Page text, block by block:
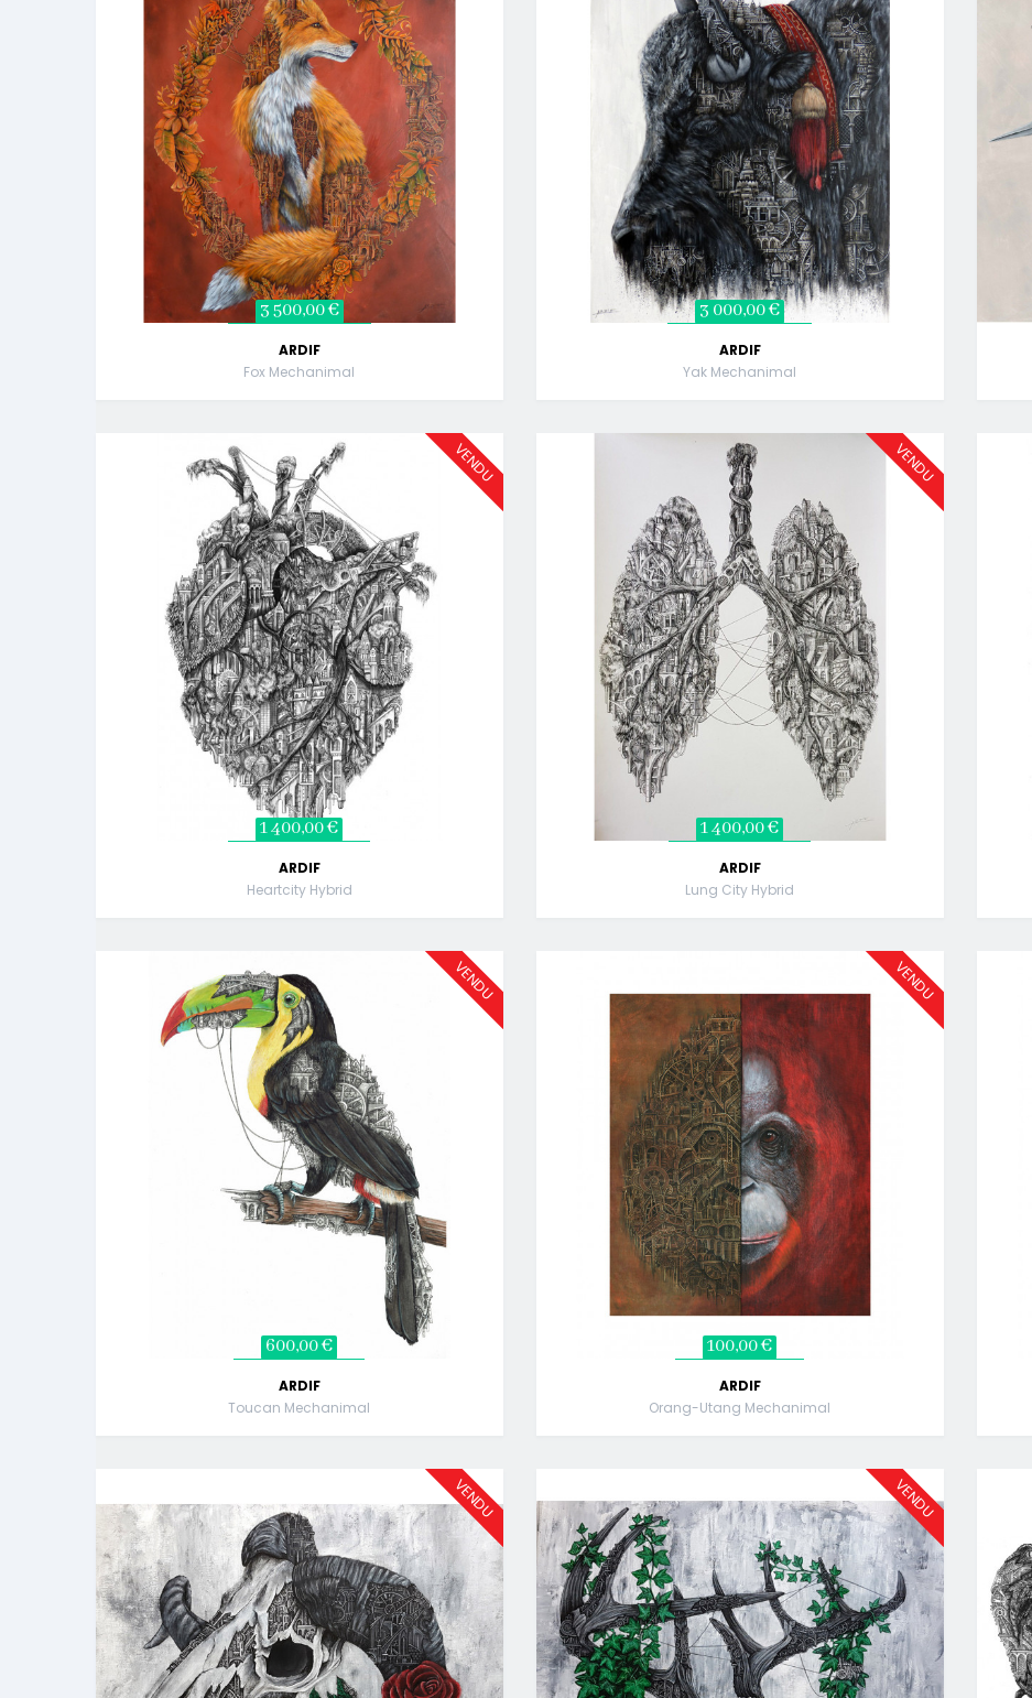
3 500,00 €
ARDIF
Fox Mechanimal
3 000,00 €
ARDIF
Yak Mechanimal
VENDU
1 400,00 €
ARDIF
Heartcity Hybrid
VENDU
1 400,00 €
ARDIF
Lung City Hybrid
VENDU
600,00 €
ARDIF
Toucan Mechanimal
VENDU
100,00 €
ARDIF
Orang-Utang Mechanimal
VENDU VENDU